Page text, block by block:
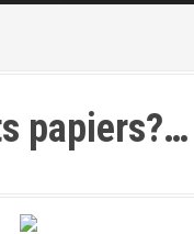
papiers?…